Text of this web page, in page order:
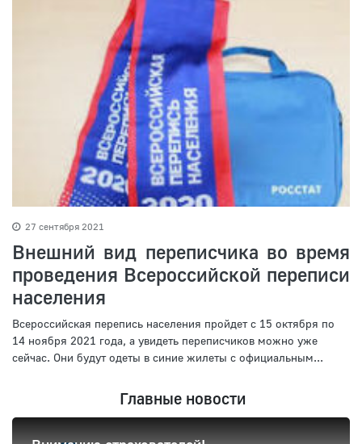
27 сентября 2021
Внешний вид переписчика во время
проведения Всероссийской переписи
населения
Всероссийская перепись населения пройдет c 15 октября по
14 ноября 2021 года, а увидеть переписчиков можно уже
сейчас. Они будут одеты в синие жилеты с официальным...
Главные новости